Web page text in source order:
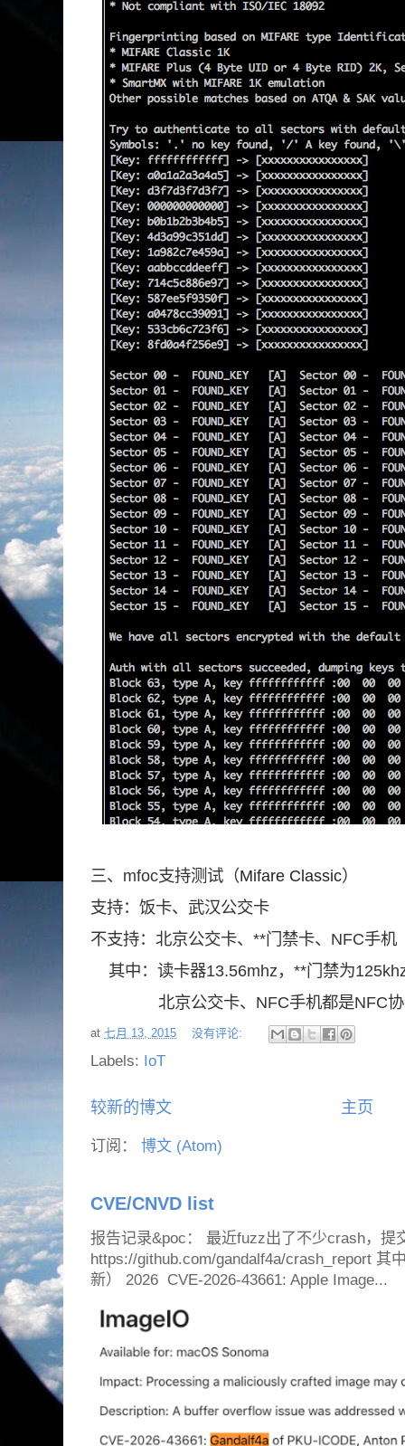
三、mfoc支持测试（Mifare Classic）
支持：饭卡、武汉公交卡
不支持：北京公交卡、**门禁卡、NFC手机
其中：读卡器13.56mhz，**门禁为
北京公交卡、NFC手机都是NFC协
at 七月 13, 2015 没有评论:
Labels: IoT
较新的博文 主页
订阅： 博文 (Atom)
CVE/CNVD list
报告记录&poc： 最近fuzz出了不少crash，提
https://github.com/gandalf4a/crash_report 其
新） 2026 CVE-2026-43661: Apple Image...